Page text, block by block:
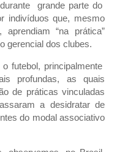
grande parte do
indivíduos que, mesmo
“na prática”
gerencial dos clubes.
futebol, principalmente
profundas, as quais
de práticas vinculadas
a desidratar de
do modal associativo